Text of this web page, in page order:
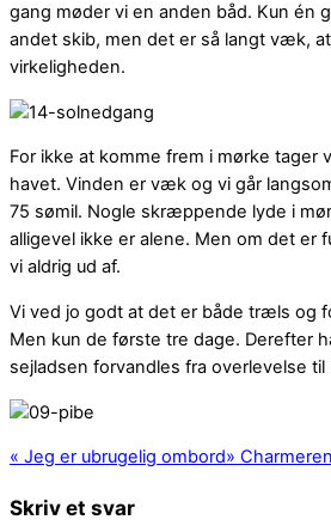
gang møder vi en anden båd. Kun én
andet skib, men det er så langt væk,
virkeligheden.
For ikke at komme frem i mørke tager
havet. Vinden er væk og vi går
75 sømil. Nogle skræppende lyde i
alligevel ikke er alene. Men om det er
vi aldrig ud af.
Vi ved jo godt at det er både træls og
Men kun de første tre dage. Derefter
sejladsen forvandles fra overlevelse til
« Jeg er ubrugelig ombord»
Skriv et svar